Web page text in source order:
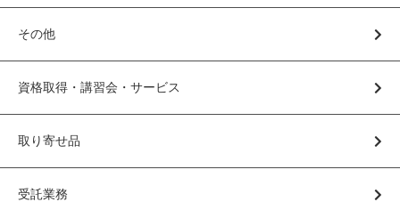
サポート・Q&A / 法人・学生のお客様
その他
資格取得・講習会・サービス
取り寄せ品
受託業務